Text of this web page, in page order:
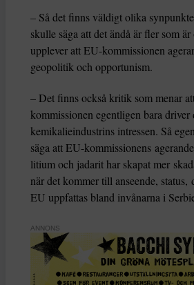
– Så det finns väldigt olika
skulle säga att det ändå är fler som
upplever att EU-kommissionen
geopolitik och opportunism.
– Det finns också kritik som menar
kommissionen egentligen bara
kemikalieindustrins intressen. Så
säga att EU-kommissionens
litium och jadarit har skapat mer
när det kommer till anseende,
EU uppfattas bland invånarna i
ANNONS